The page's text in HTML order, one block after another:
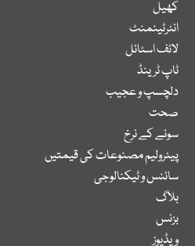
کھیل
انٹرٹینمنٹ
لائف اسٹائل
ٹاپ ٹرینڈ
دلچسپ و عجیب
صحت
سونے کے نرخ
پیٹرولیم مصنوعات کی قیمتیں
سائنس و ٹیکنالوجی
بلاگ
بزنس
ویڈیوز